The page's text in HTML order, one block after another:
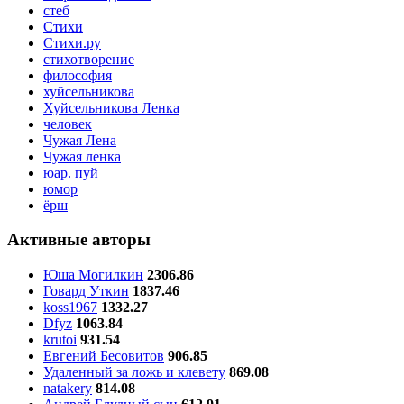
стеб
Стихи
Стихи.ру
стихотворение
философия
хуйсельникова
Хуйсельникова Ленка
человек
Чужая Лена
Чужая ленка
юар. пуй
юмор
ёрш
Активные авторы
Юша Могилкин 2306.86
Говард Уткин 1837.46
koss1967 1332.27
Dfyz 1063.84
krutoi 931.54
Евгений Бесовитов 906.85
Удаленный за ложь и клевету 869.08
natakery 814.08